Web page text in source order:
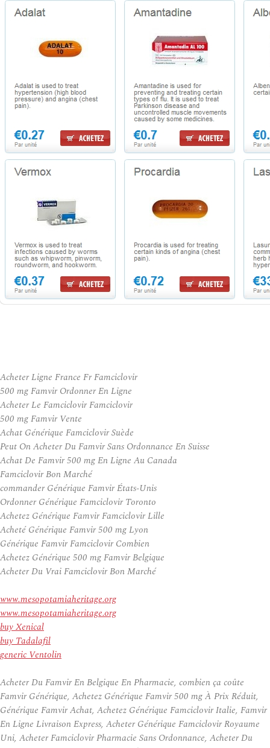
Acheter Ligne France Fr Famciclovir
500 mg Famvir Ordonner En Ligne
Acheter Le Famciclovir Famciclovir
500 mg Famvir Vente
Achat Générique Famciclovir Suède
Peut On Acheter Du Famvir Sans Ordonnance En Suisse
Achat De Famvir 500 mg En Ligne Au Canada
Famciclovir Bon Marché
commander Générique Famvir États-Unis
Ordonner Générique Famciclovir Toronto
Achetez Générique Famvir Famciclovir Lille
Acheté Générique Famvir 500 mg Lyon
Générique Famvir Famciclovir Combien
Achetez Générique 500 mg Famvir Belgique
Acheter Du Vrai Famciclovir Bon Marché
www.mesopotamiaheritage.org
www.mesopotamiaheritage.org
buy Xenical
buy Tadalafil
generic Ventolin
Acheter Du Famvir En Belgique En Pharmacie, combien ça coûte
Famvir Générique, Achetez Générique Famvir 500 mg À Prix Réduit,
Générique Famvir Achat, Achetez Générique Famciclovir Italie, Famvir
En Ligne Livraison Express, Acheter Générique Famciclovir Royaume
Uni, Acheter Famciclovir Pharmacie Sans Ordonnance, Acheter Du